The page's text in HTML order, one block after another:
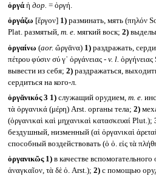
ὀργά ἡ дор. = ὀργή.
ὀργάζω [ἔργον] 1)разминать, мять (πηλόν
Plat. размятый,т. е. мягкий воск; 2)
ὀργαίνω (aor. ὤργᾱνα) 1)раздражать,
πέτρου φύσιν σύ γ᾽ ὀργάνειας - v. l.
вывести из себя; 2)раздражаться,
сердиться на кого-л.
ὀργᾰνικός 3 1)служащий орудием, т. е.
τὰ ὀργανικά (μέρη) Arst. органы тела; 2)
(ὀργανικαὶ καὶ μηχανικαὶ κατασκευαί Plut.);
бездушный, низменный (αἱ ὀργανικαὶ
способный воздействовать (ὁ ὀ. εἰς τὰ
ὀργανικῶς 1)в качестве вспомогательного
ἀναγκαῖον, τὰ δὲ ὀ. Arst.); 2)с помощью